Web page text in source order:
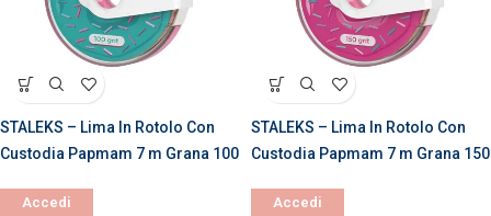
STALEKS – Lima In Rotolo Con
Custodia Papmam 7 m Grana 100
Accedi
STALEKS – Lima In Rotolo Con
Custodia Papmam 7 m Grana 150
Accedi